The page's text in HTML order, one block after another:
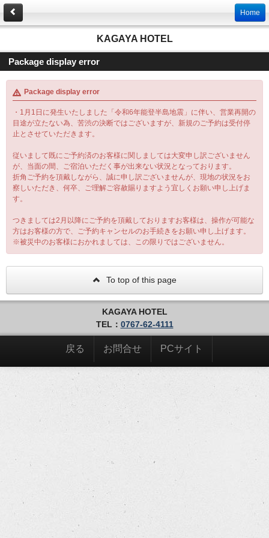
Home
KAGAYA HOTEL
Package display error
Package display error
・1月1日に発生いたしました「令和6年能登半島地震」に伴い、営業再開の
目途が立たない為、苦渋の決断ではございますが、新規のご予約は受付停
止とさせていただきます。
従いまして既にご予約済のお客様に関しましては大変申し訳ございません
が、当面の間、ご宿泊いただく事が出来ない状況となっております。
折角ご予約を頂戴しながら、誠に申し訳ございませんが、現地の状況をお
察しいただき、何卒、ご理解ご容赦賜りますよう宜しくお願い申し上げま
す。
つきましては2月以降にご予約を頂戴しておりますお客様は、操作が可能な
方はお客様の方で、ご予約キャンセルのお手続きをお願い申し上げます。
※被災中のお客様におかれましては、この限りではございません。
To top of this page
KAGAYA HOTEL
TEL： 0767-62-4111
戻る お問合せ PCサイト